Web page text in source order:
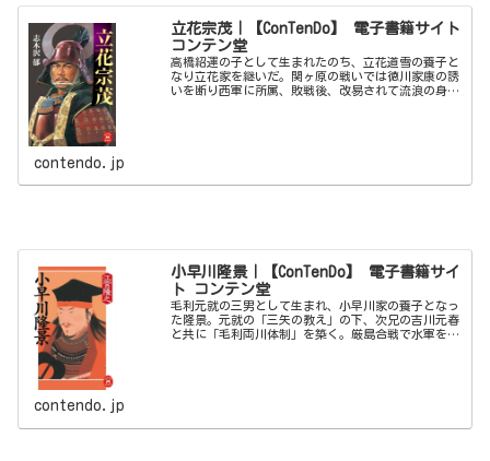
立花宗茂｜【ConTenDo】 電子書籍サイト
コンテン堂
高橋紹運の子として生まれたのち、立花道雪の養子と
なり立花家を継いだ。関ヶ原の戦いでは徳川家康の誘
いを断り西軍に所属、敗戦後、改易されて流浪の身と
contendo.jp
小早川隆景｜【ConTenDo】 電子書籍サイ
ト コンテン堂
毛利元就の三男として生まれ、小早川家の養子となっ
た隆景。元就の「三矢の教え」の下、次兄の吉川元春
と共に「毛利両川体制」を築く。厳島合戦で水軍を率
contendo.jp